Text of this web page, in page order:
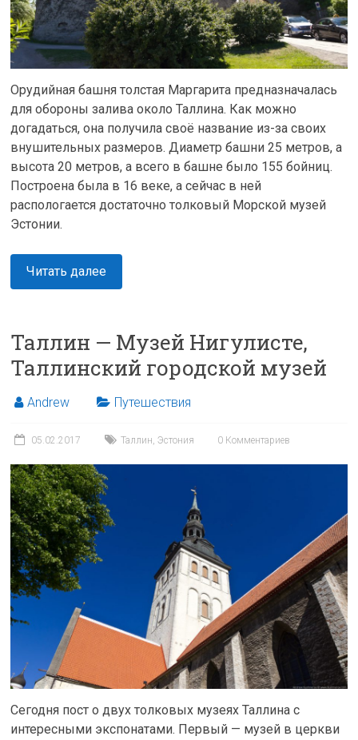
Орудийная башня толстая Маргарита предназначалась
для обороны залива около Таллина. Как можно
догадаться, она получила своё название из-за своих
внушительных размеров. Диаметр башни 25 метров, а
высота 20 метров, а всего в башне было 155 бойниц.
Построена была в 16 веке, а сейчас в ней
распологается достаточно толковый Морской музей
Эстонии.
Читать далее
Таллин — Музей Нигулисте,
Таллинский городской музей
Andrew Путешествия
05.02.2017 Таллин,Эстония 0 Комментариев
Сегодня пост о двух толковых музеях Таллина с
интересными экспонатами. Первый — музей в церкви